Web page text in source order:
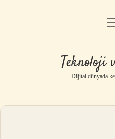
Yasal
Teknoloji
Dijital dünyada